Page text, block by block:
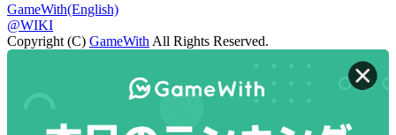
GameWith(English)
@WIKI
Copyright (C) GameWith All Rights Reserved.